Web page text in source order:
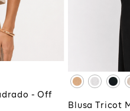
- Off
P
Blusa Tricot